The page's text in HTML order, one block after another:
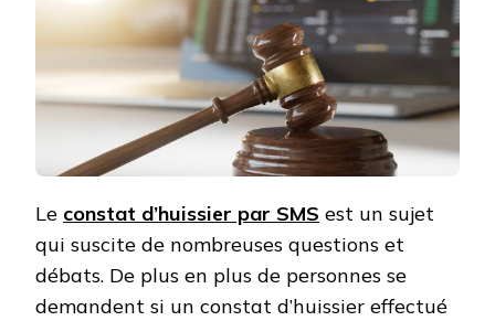
Le constat d’huissier par SMS est un sujet
qui suscite de nombreuses questions et
débats. De plus en plus de personnes se
demandent si un constat d’huissier effectué